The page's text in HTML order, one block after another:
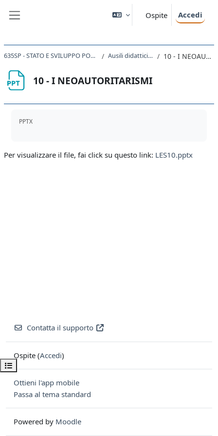
Ospite Accedi
Apri indice del corso
635SP - STATO E SVILUPPO POLITICO IN AFRICA 2023 Ausili didattici per le lezioni 10 - I NEOAUTORITARISMI
10 - I NEOAUTORITARISMI
PPTX
Per visualizzare il file, fai click su questo link: LES10.pptx
Contatta il supporto
Ospite (Accedi)
Ottieni l'app mobile
Passa al tema standard
Powered by Moodle